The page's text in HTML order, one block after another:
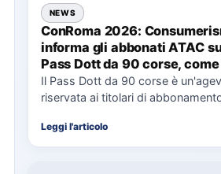
NEWS
ConRoma 2026:
informa gli abbonati ATAC
Pass Dott da 90 corse,
cosa spetta in caso di
Il Pass Dott da 90 corse è
riservata ai titolari di
Leggi l'articolo